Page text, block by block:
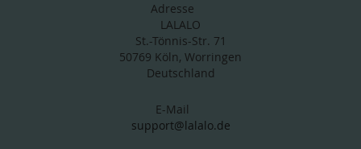
Adresse
LALALO
St.-Tönnis-Str. 71
50769 Köln, Worringen
Deutschland
E-Mail
support@lalalo.de